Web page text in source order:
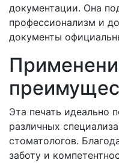
документации. Она
профессионализм и
документы
Эта печать идеально
различных
стоматологов.
заботу и